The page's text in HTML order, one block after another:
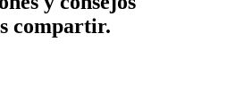
compartir.